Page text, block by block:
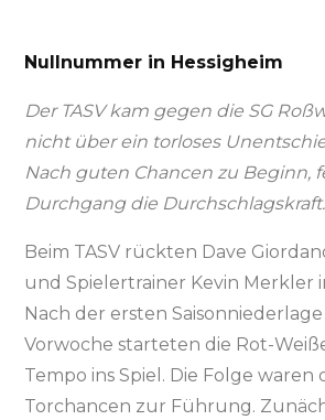
Nullnummer in Hessigheim
Der TASV kam gegen die SG
nicht über ein torloses
Nach guten Chancen zu Beginn,
Durchgang die Durchschlagskraft.
Beim TASV rückten Dave
und Spielertrainer Kevin Merkler
Nach der ersten
Vorwoche starteten die Rot-
Tempo ins Spiel. Die Folge waren
Torchancen zur Führung.